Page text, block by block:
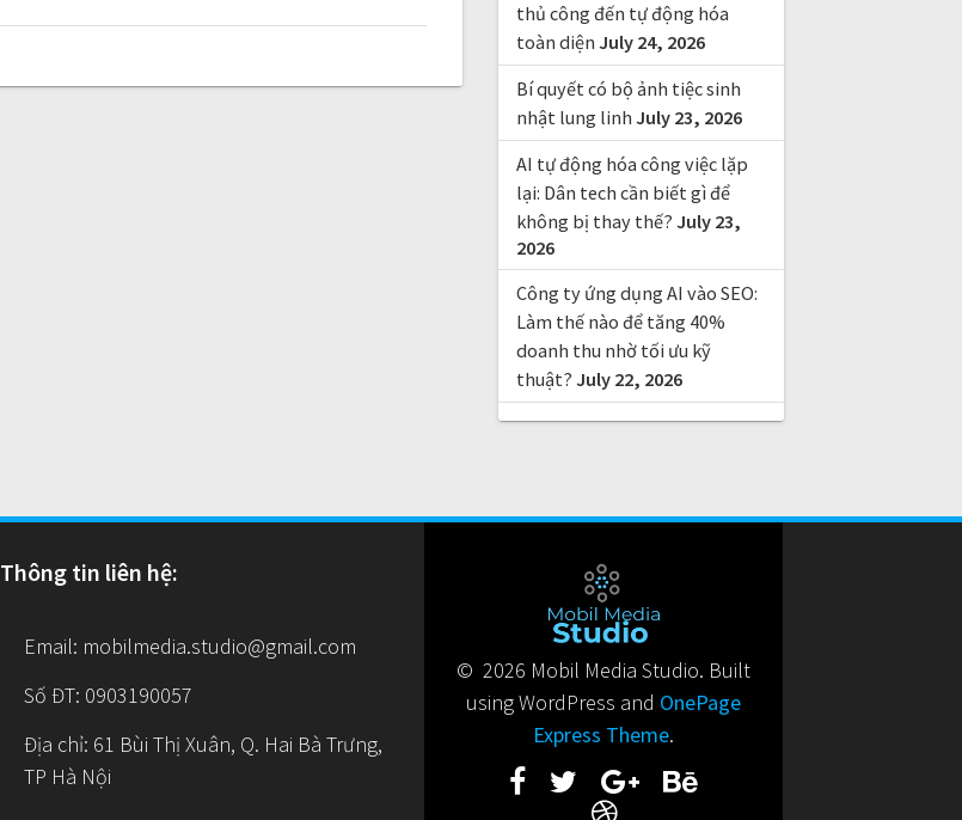
thủ công đến tự động hóa
toàn diện July 24, 2026
Bí quyết có bộ ảnh tiệc sinh
nhật lung linh July 23, 2026
AI tự động hóa công việc lặp
lại: Dân tech cần biết gì để
không bị thay thế? July 23,
2026
Công ty ứng dụng AI vào SEO:
Làm thế nào để tăng 40%
doanh thu nhờ tối ưu kỹ
thuật? July 22, 2026
Thông tin liên hệ:
Email: mobilmedia.studio@gmail.com
Số ĐT: 0903190057
Địa chỉ: 61 Bùi Thị Xuân, Q. Hai Bà Trưng,
TP Hà Nội
© 2026 Mobil Media Studio. Built
using WordPress and OnePage
Express Theme.